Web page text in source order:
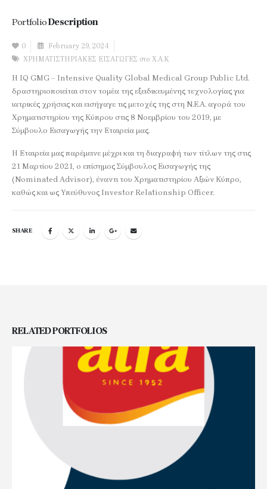
PortfolioDescription
0
February 29, 2024
ΧΡΗΜΑΤΙΣΤΗΡΙΑΚΕΣ ΕΙΣΑΓΩΓΕΣ στο Χ.Α.Κ
Η IQ GMG – Intensive Quality Global Medical Group Public Ltd.
δραστηριοποιείται στον τομέα της εξειδικευμένης τεχνολογίας για
ιατρικές χρήσεις και εισήγαγε τις μετοχές της στη Ν.Ε.Α. αγορά του
Χρηματιστηρίου της Κύπρου στις 8 Νοεμβρίου του 2019, με
Σύμβουλο Εισαγωγής την Εταιρεία μας.
Η Εταιρεία μας παρέμεινε μέχρι και τη διαγραφή των τίτλων της στις
21 Μαρτίου 2021, ο επίσημος Σύμβουλος Εισαγωγής της
(Nominated Advisor), έναντι του Χρηματιστηρίου Αξιών Κύπρο,
καθώς και ως Υπεύθυνος Investor Relationship Officer.
SHARE
RELATEDPORTFOLIOS